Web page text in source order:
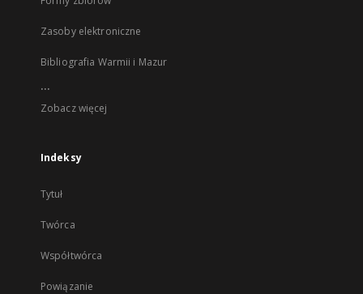
Zasoby elektroniczne
Bibliografia Warmii i Mazur
...
Zobacz więcej
Indeksy
Tytuł
Twórca
Współtwórca
Powiązanie